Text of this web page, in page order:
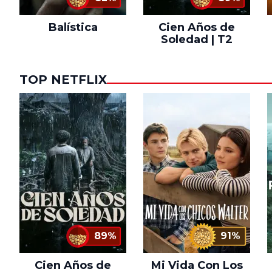
Balística
Cien Años de
Soledad | T2
TOP NETFLIX
89%
Cien Años de
91%
Mi Vida Con Los